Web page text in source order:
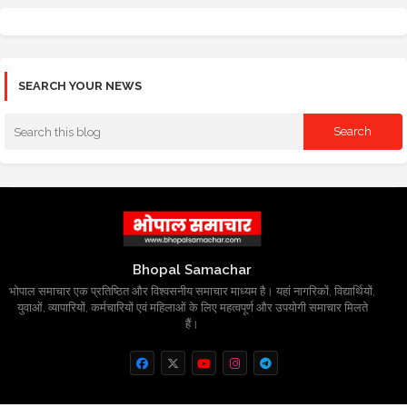
SEARCH YOUR NEWS
Bhopal Samachar
भोपाल समाचार एक प्रतिष्ठित और विश्वसनीय समाचार माध्यम है। यहां नागरिकों, विद्यार्थियों,
युवाओं, व्यापारियों, कर्मचारियों एवं महिलाओं के लिए महत्वपूर्ण और उपयोगी समाचार मिलते
हैं।